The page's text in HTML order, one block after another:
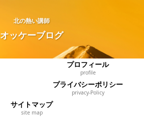
北の熱い講師
オッケーブログ
プロフィール
profile
プライバシーポリシー
privacy‐Policy
サイトマップ
site map